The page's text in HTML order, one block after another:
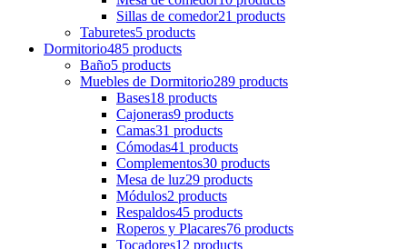
Sillas de comedor21 products
Taburetes5 products
Dormitorio485 products
Baño5 products
Muebles de Dormitorio289 products
Bases18 products
Cajoneras9 products
Camas31 products
Cómodas41 products
Complementos30 products
Mesa de luz29 products
Módulos2 products
Respaldos45 products
Roperos y Placares76 products
Tocadores12 products